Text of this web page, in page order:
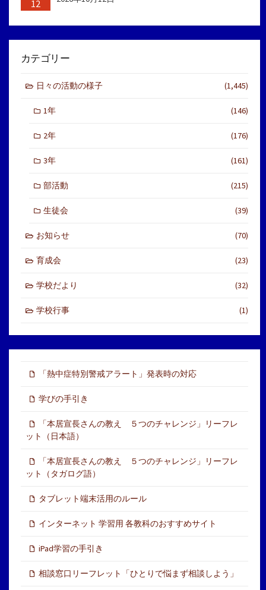
12
カテゴリー
日々の活動の様子 (1,445)
1年 (146)
2年 (176)
3年 (161)
部活動 (215)
生徒会 (39)
お知らせ (70)
育成会 (23)
学校だより (32)
学校行事 (1)
「熱中症特別警戒アラート」発表時の対応
学びの手引き
「本居宣長さんの教え ５つのチャレンジ」リーフレ
ット（日本語）
「本居宣長さんの教え ５つのチャレンジ」リーフレ
ット（タガログ語）
タブレット端末活用のルール
インターネット 学習用 各教科のおすすめサイト
iPad学習の手引き
相談窓口リーフレット「ひとりで悩まず相談しよう」